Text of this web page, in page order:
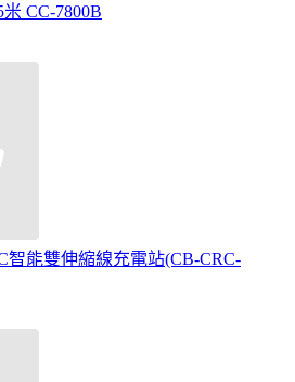
CC-7800B
智能雙伸縮線充電站(CB-CRC-